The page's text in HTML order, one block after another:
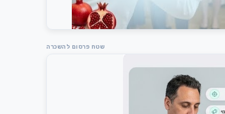
שטח פרסום להשכרה